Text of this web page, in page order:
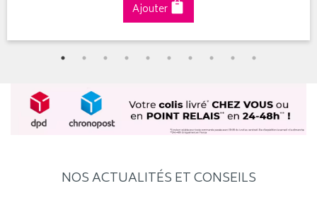
Ajouter
NOS ACTUALITÉS ET CONSEILS